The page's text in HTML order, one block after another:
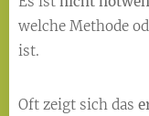
welche Methode
ist.
Oft zeigt sich das